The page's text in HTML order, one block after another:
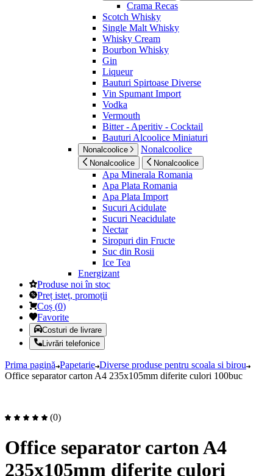
Crama Recas
Scotch Whisky
Single Malt Whisky
Whisky Cream
Bourbon Whisky
Gin
Liqueur
Bauturi Spirtoase Diverse
Vin Spumant Import
Vodka
Vermouth
Bitter - Aperitiv - Cocktail
Bauturi Alcoolice Miniaturi
Nonalcoolice Nonalcoolice
Nonalcoolice Nonalcoolice
Apa Minerala Romania
Apa Plata Romania
Apa Plata Import
Sucuri Acidulate
Sucuri Neacidulate
Nectar
Siropuri din Fructe
Suc din Rosii
Ice Tea
Energizant
Produse noi în stoc
Preț isteț, promoții
Coș (0)
Favorite
Costuri de livrare
Livrări telefonice
Prima pagină Papetarie Diverse produse pentru scoala si birou
Office separator carton A4 235x105mm diferite culori 100buc
(0)
Office separator carton A4
235x105mm diferite culori